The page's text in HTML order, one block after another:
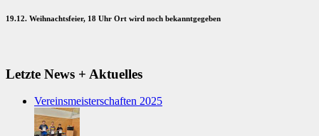
19.12. Weihnachtsfeier, 18 Uhr Ort wird noch bekanntgegeben
Letzte News + Aktuelles
Vereinsmeisterschaften 2025